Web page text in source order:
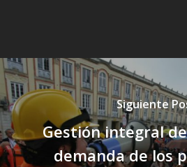
Siguiente
Gestión integral
demanda de los